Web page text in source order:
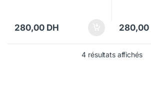
280,00 DH 280,00
4 résultats affichés